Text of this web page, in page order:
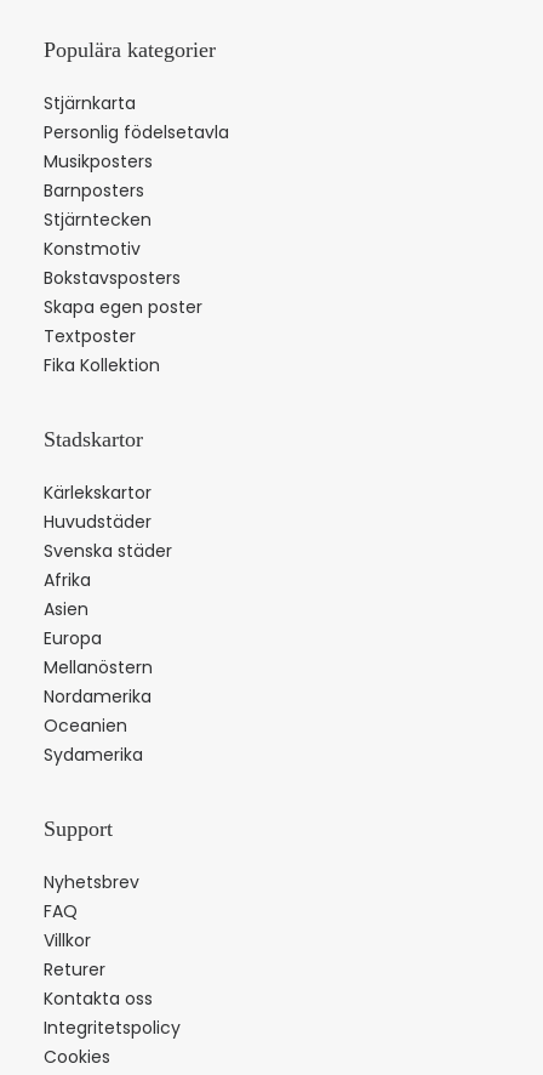
Populära kategorier
Stjärnkarta
Personlig födelsetavla
Musikposters
Barnposters
Stjärntecken
Konstmotiv
Bokstavsposters
Skapa egen poster
Textposter
Fika Kollektion
Stadskartor
Kärlekskartor
Huvudstäder
Svenska städer
Afrika
Asien
Europa
Mellanöstern
Nordamerika
Oceanien
Sydamerika
Support
Nyhetsbrev
FAQ
Villkor
Returer
Kontakta oss
Integritetspolicy
Cookies